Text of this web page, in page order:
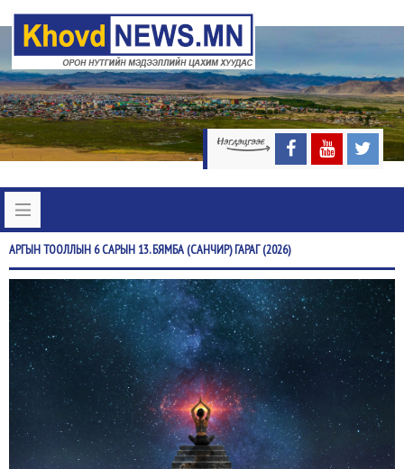
АРГЫНТООЛЛЫН 6 САРЫН 13. БЯМБА (САНЧИР) ГАРАГ (2026)